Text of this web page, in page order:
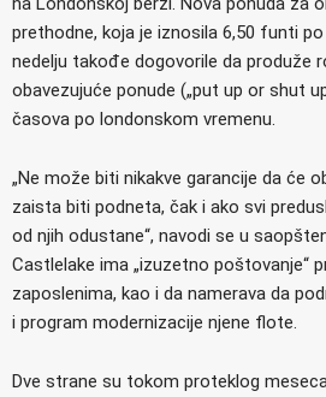
prethodne, koja je iznosila 6,50 funti
nedelju takođe dogovorile da produže
obavezujuće ponude („put up or shut
časova po londonskom vremenu.
„Ne može biti nikakve garancije da će
zaista biti podneta, čak i ako svi
od njih odustane“, navodi se u
Castlelake ima „izuzetno poštovanje“
zaposlenima, kao i da namerava da
i program modernizacije njene flote.
Dve strane su tokom proteklog